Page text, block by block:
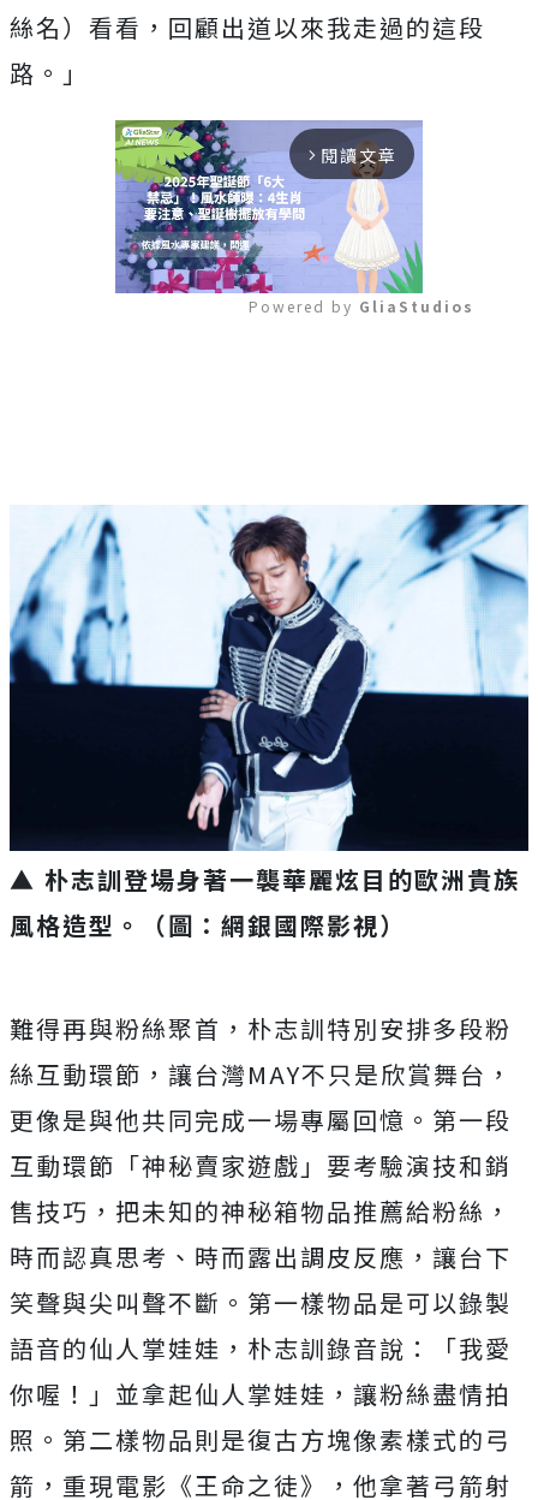
絲名）看看， 回顧出道以來我走過的這段
路。」
arrow_forward_ios 閱讀文章
Powered by GliaStudios
▲ 朴志訓登場身著一襲華麗炫目的歐洲貴族
風格造型。（圖：網銀國際影視）
難得再與粉絲聚首，朴志訓特別安排多段粉
絲互動環節， 讓台灣MAY不只是欣賞舞台，
更像是與他共同完成一場專屬回憶。 第一段
互動環節「神秘賣家遊戲」要考驗演技和銷
售技巧， 把未知的神秘箱物品推薦給粉絲，
時而認真思考、 時而露出調皮反應，讓台下
笑聲與尖叫聲不斷。 第一樣物品是可以錄製
語音的仙人掌娃娃，朴志訓錄音說：「我愛
你喔！」並拿起仙人掌娃娃，讓粉絲盡情拍
照。 第二樣物品則是復古方塊像素樣式的弓
箭，重現電影《王命之徒》， 他拿著弓箭射